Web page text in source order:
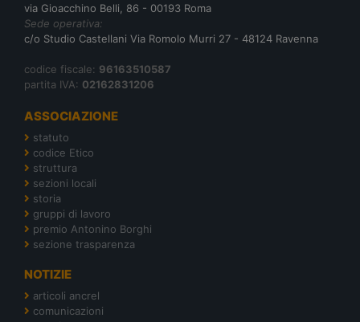
via Gioacchino Belli, 86 - 00193 Roma
Sede operativa:
c/o Studio Castellani Via Romolo Murri 27 - 48124 Ravenna
codice fiscale: 96163510587
partita IVA: 02162831206
ASSOCIAZIONE
statuto
codice Etico
struttura
sezioni locali
storia
gruppi di lavoro
premio Antonino Borghi
sezione trasparenza
NOTIZIE
articoli ancrel
comunicazioni